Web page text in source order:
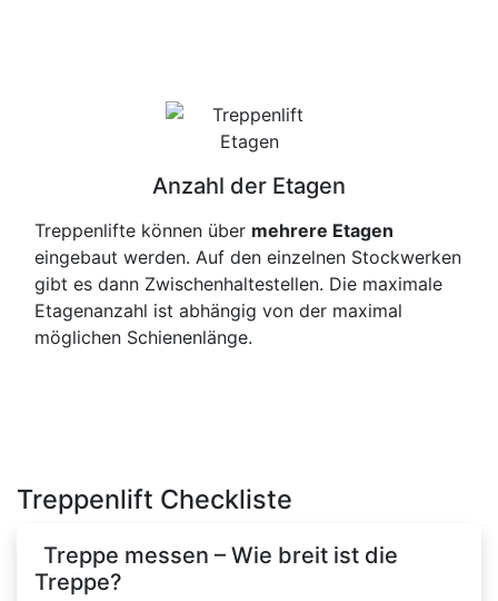
Anzahl der Etagen
Treppenlifte können über mehrere Etagen
eingebaut werden. Auf den einzelnen Stockwerken
gibt es dann Zwischenhaltestellen. Die maximale
Etagenanzahl ist abhängig von der maximal
möglichen Schienenlänge.
Treppenlift Checkliste
Treppe messen – Wie breit ist die
Treppe?